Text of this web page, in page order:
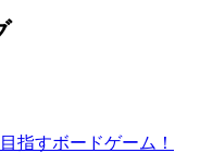
指すボードゲーム！